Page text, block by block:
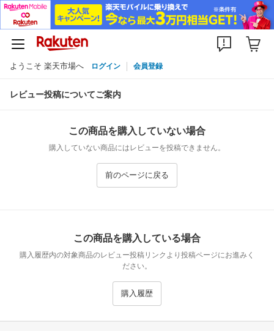
ようこそ 楽天市場へ ログイン 会員登録
レビュー投稿についてご案内
この商品を購入していない場合
購入していない商品にはレビューを投稿できません。
前のページに戻る
この商品を購入している場合
購入履歴内の対象商品のレビュー投稿リンクより投稿ページにお進みく
ださい。
購入履歴